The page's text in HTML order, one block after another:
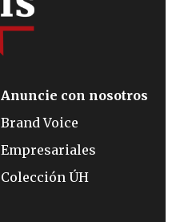
Anuncie con nosotros
Brand Voice
Empresariales
Colección ÚH